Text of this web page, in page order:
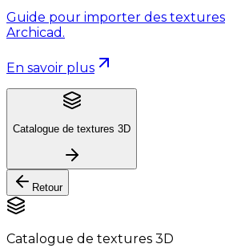
Guide pour importer des
Archicad.
En savoir plus
Catalogue de textures 3D
Retour
Catalogue de textures 3D